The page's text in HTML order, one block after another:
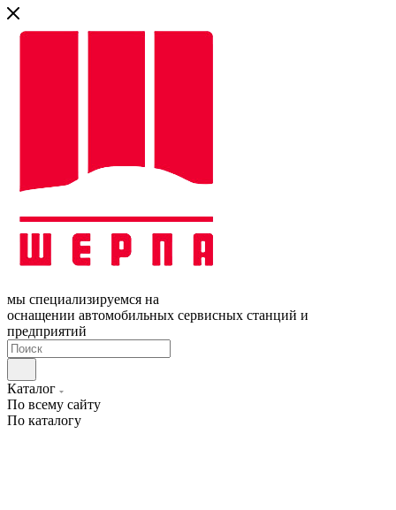
мы специализируемся на
оснащении автомобильных сервисных станций и
предприятий
Каталог
По всему сайту
По каталогу